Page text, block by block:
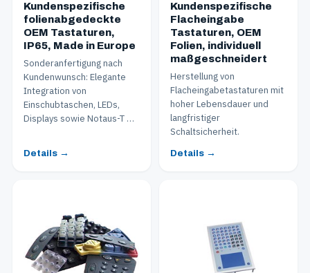
Kundenspezifische
folienabgedeckte
OEM Tastaturen,
IP65, Made in Europe
Sonderanfertigung nach
Kundenwunsch: Elegante
Integration von
Einschubtaschen, LEDs,
Displays sowie Notaus-T …
Details →
Kundenspezifische
Flacheingabe
Tastaturen, OEM
Folien, individuell
maßgeschneidert
Herstellung von
Flacheingabetastaturen mit
hoher Lebensdauer und
langfristiger
Schaltsicherheit.
Details →